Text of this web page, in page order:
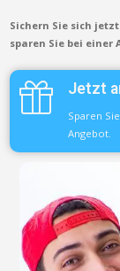
Sichern Sie sich
sparen Sie bei einer
Jetzt
Sparen
Angebot.